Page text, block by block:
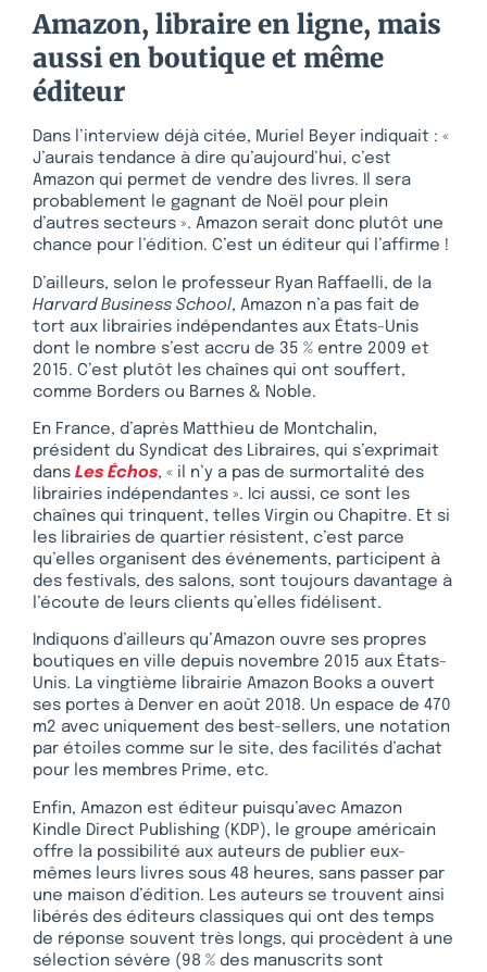
Amazon, libraire en ligne, mais
aussi en boutique et même
éditeur
Dans l’interview déjà citée, Muriel Beyer indiquait : «
J’aurais tendance à dire qu’aujourd’hui, c’est
Amazon qui permet de vendre des livres. Il sera
probablement le gagnant de Noël pour plein
d’autres secteurs ». Amazon serait donc plutôt une
chance pour l’édition. C’est un éditeur qui l’affirme !
D’ailleurs, selon le professeur Ryan Raffaelli, de la
Harvard Business School, Amazon n’a pas fait de
tort aux librairies indépendantes aux États-Unis
dont le nombre s’est accru de 35 % entre 2009 et
2015. C’est plutôt les chaînes qui ont souffert,
comme Borders ou Barnes & Noble.
En France, d’après Matthieu de Montchalin,
président du Syndicat des Libraires, qui s’exprimait
dans Les Échos, « il n’y a pas de surmortalité des
librairies indépendantes ». Ici aussi, ce sont les
chaînes qui trinquent, telles Virgin ou Chapitre. Et si
les librairies de quartier résistent, c’est parce
qu’elles organisent des événements, participent à
des festivals, des salons, sont toujours davantage à
l’écoute de leurs clients qu’elles fidélisent.
Indiquons d’ailleurs qu’Amazon ouvre ses propres
boutiques en ville depuis novembre 2015 aux États-
Unis. La vingtième librairie Amazon Books a ouvert
ses portes à Denver en août 2018. Un espace de 470
m2 avec uniquement des best-sellers, une notation
par étoiles comme sur le site, des facilités d’achat
pour les membres Prime, etc.
Enfin, Amazon est éditeur puisqu’avec Amazon
Kindle Direct Publishing (KDP), le groupe américain
offre la possibilité aux auteurs de publier eux-
mêmes leurs livres sous 48 heures, sans passer par
une maison d’édition. Les auteurs se trouvent ainsi
libérés des éditeurs classiques qui ont des temps
de réponse souvent très longs, qui procèdent à une
sélection sévère (98 % des manuscrits sont